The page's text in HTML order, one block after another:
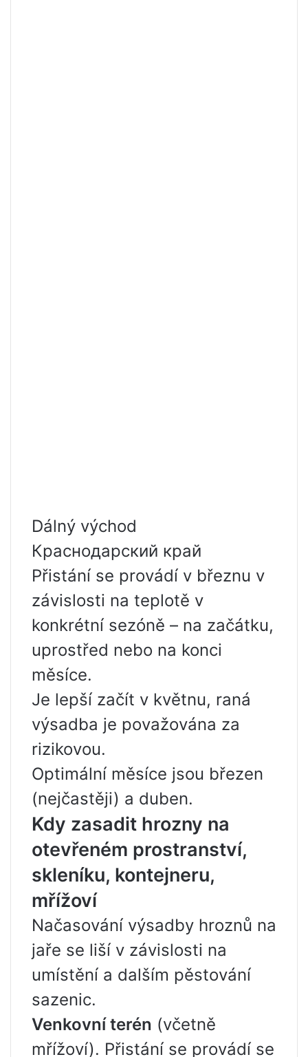
Dálný východ
Краснодарский край
Přistání se provádí v březnu v
závislosti na teplotě v
konkrétní sezóně – na začátku,
uprostřed nebo na konci
měsíce.
Je lepší začít v květnu, raná
výsadba je považována za
rizikovou.
Optimální měsíce jsou březen
(nejčastěji) a duben.
Kdy zasadit hrozny na
otevřeném prostranství,
skleníku, kontejneru,
mřížoví
Načasování výsadby hroznů na
jaře se liší v závislosti na
umístění a dalším pěstování
sazenic.
Venkovní terén (včetně
mřížoví). Přistání se provádí se